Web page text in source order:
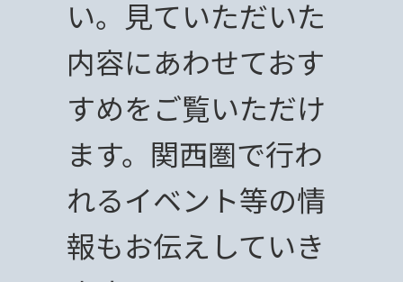
い。見ていただいた
内容にあわせておす
すめをご覧いただけ
ます。関西圏で行わ
れるイベント等の情
報もお伝えしていき